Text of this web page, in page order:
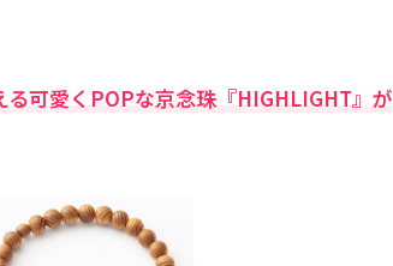
可愛くPOPな京念珠『HIGHLIGHT』が